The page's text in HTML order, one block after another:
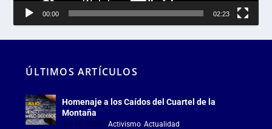
00:00 02:23
ÚLTIMOS ARTÍCULOS
Homenaje a los Caídos del Cuartel de la
Montaña
Jul 18, 2026 |Activismo ,Actualidad